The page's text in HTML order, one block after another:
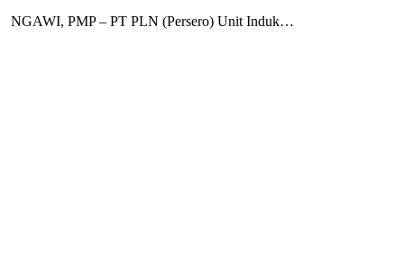
NGAWI, PMP – PT PLN (Persero) Unit Induk…